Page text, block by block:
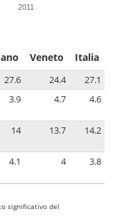
2011
Veneto Italia
27.6 24.4
27.1
3.9 4.7 4.6
14 13.7 14.2
4.1 4 3.8
significativo del